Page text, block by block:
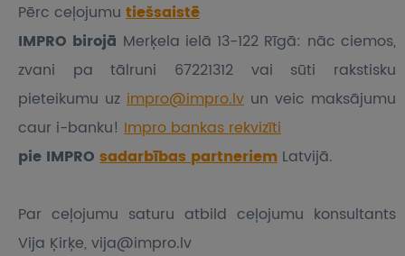
Pērc ceļojumu tiešsaistē
IMPRO birojā Merķela ielā 13-122 Rīgā: nāc ciemos,
zvani pa tālruni 67221312 vai sūti rakstisku
pieteikumu uz impro@impro.lv un veic maksājumu
caur i-banku! Impro bankas rekvizīti
pie IMPRO sadarbības partneriem Latvijā.
Par ceļojumu saturu atbild ceļojumu konsultants
Vija Ķirķe, vija@impro.lv